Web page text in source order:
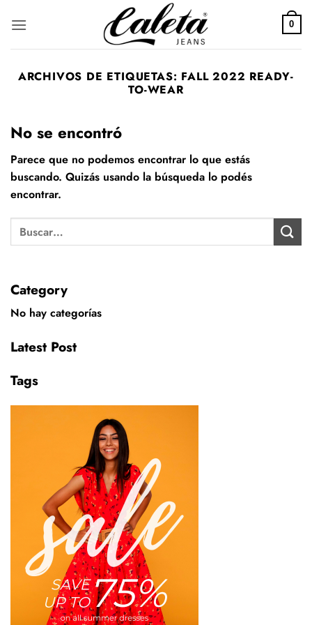
0
ARCHIVOS DE ETIQUETAS: FALL 2022 READY-
TO-WEAR
No se encontró
Parece que no podemos encontrar lo que estás
buscando. Quizás usando la búsqueda lo podés
encontrar.
Category
No hay categorías
Latest Post
Tags